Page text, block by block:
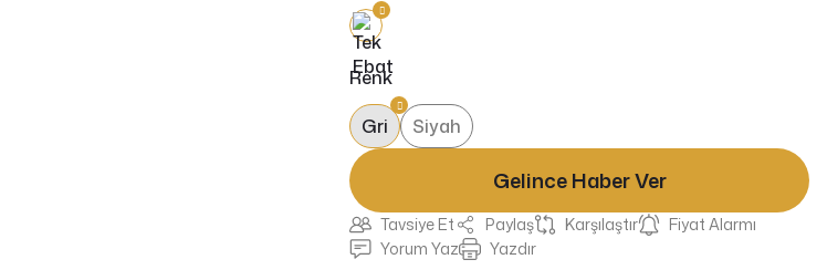
Renk
Gri
Siyah
Gelince Haber Ver
Tavsiye Et Paylaş Karşılaştır
Fiyat Alarmı
Yorum Yaz
Yazdır